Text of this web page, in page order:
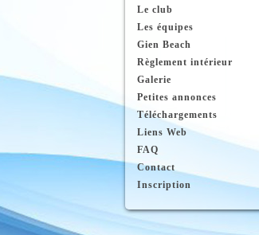
Le club
Les équipes
Gien Beach
Règlement intérieur
Galerie
Petites annonces
Téléchargements
Liens Web
FAQ
Contact
Inscription